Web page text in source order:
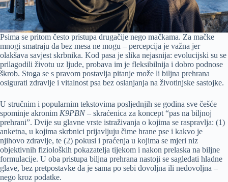
Psima se pritom često pristupa drugačije nego mačkama. Za mačke
mnogi smatraju da bez mesa ne mogu – percepcija je važna jer
olakšava savjest skrbnika. Kod pasa je slika nejasnija: evolucijski su se
prilagodili životu uz ljude, probava im je fleksibilnija i dobro podnose
škrob. Stoga se s pravom postavlja pitanje može li biljna prehrana
osigurati zdravlje i vitalnost psa bez oslanjanja na životinjske sastojke.
U stručnim i popularnim tekstovima posljednjih se godina sve češće
spominje akronim K9PBN– skraćenica za koncept “pas na biljnoj
prehrani”. Dvije su glavne vrste istraživanja o kojima se raspravlja: (1)
anketna, u kojima skrbnici prijavljuju čime hrane pse i kakvo je
njihovo zdravlje, te (2) pokusi i praćenja u kojima se mjeri niz
objektivnih fizioloških pokazatelja tijekom i nakon prelaska na biljne
formulacije. U oba pristupa biljna prehrana nastoji se sagledati hladne
glave, bez pretpostavke da je sama po sebi dovoljna ili nedovoljna –
nego kroz podatke.